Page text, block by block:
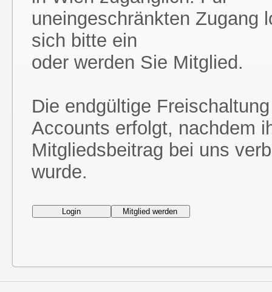
uneingeschränkten Zugang
sich bitte ein
oder werden Sie Mitglied.
Die endgültige
Accounts erfolgt, nachdem
Mitgliedsbeitrag bei uns
wurde.